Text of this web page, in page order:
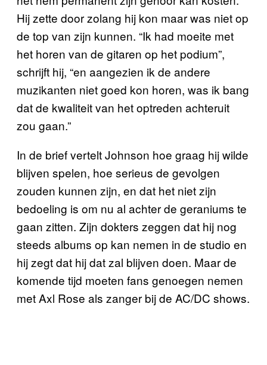
Hij zette door zolang hij kon maar was niet op
de top van zijn kunnen. “Ik had moeite met
het horen van de gitaren op het podium”,
schrijft hij, “en aangezien ik de andere
muzikanten niet goed kon horen, was ik bang
dat de kwaliteit van het optreden achteruit
zou gaan.”
In de brief vertelt Johnson hoe graag hij wilde
blijven spelen, hoe serieus de gevolgen
zouden kunnen zijn, en dat het niet zijn
bedoeling is om nu al achter de geraniums te
gaan zitten. Zijn dokters zeggen dat hij nog
steeds albums op kan nemen in de studio en
hij zegt dat hij dat zal blijven doen. Maar de
komende tijd moeten fans genoegen nemen
met Axl Rose als zanger bij de AC/DC shows.